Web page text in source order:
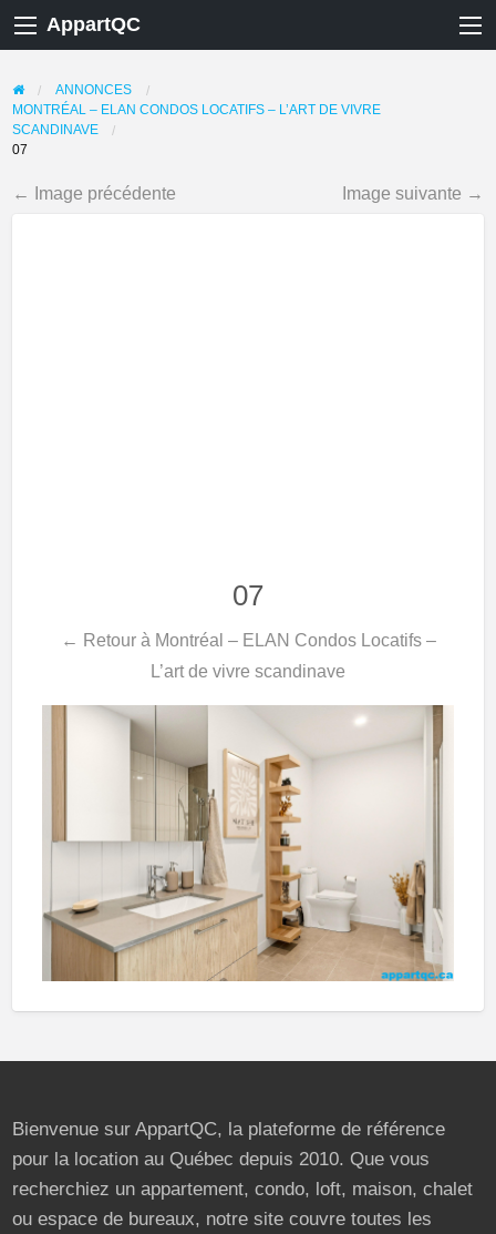
AppartQC
ANNONCES
MONTRÉAL – ELAN CONDOS LOCATIFS – L’ART DE VIVRE
SCANDINAVE
07
← Image précédente Image suivante →
07
← Retour à Montréal – ELAN Condos Locatifs –
L’art de vivre scandinave
Bienvenue sur AppartQC, la plateforme de référence
pour la location au Québec depuis 2010. Que vous
recherchiez un appartement, condo, loft, maison, chalet
ou espace de bureaux, notre site couvre toutes les